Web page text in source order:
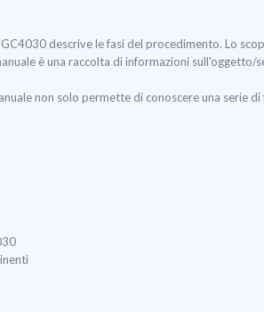
descrive le fasi del procedimento. Lo
è una raccolta di informazioni sull'oggetto/
non solo permette di conoscere una serie